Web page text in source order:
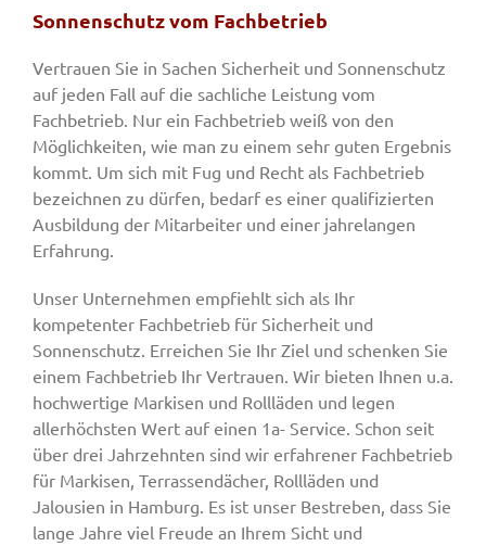
Sonnenschutz vom Fachbetrieb
Vertrauen Sie in Sachen Sicherheit und Sonnenschutz
auf jeden Fall auf die sachliche Leistung vom
Fachbetrieb. Nur ein Fachbetrieb weiß von den
Möglichkeiten, wie man zu einem sehr guten Ergebnis
kommt. Um sich mit Fug und Recht als Fachbetrieb
bezeichnen zu dürfen, bedarf es einer qualifizierten
Ausbildung der Mitarbeiter und einer jahrelangen
Erfahrung.
Unser Unternehmen empfiehlt sich als Ihr
kompetenter Fachbetrieb für Sicherheit und
Sonnenschutz. Erreichen Sie Ihr Ziel und schenken Sie
einem Fachbetrieb Ihr Vertrauen. Wir bieten Ihnen u.a.
hochwertige Markisen und Rollläden und legen
allerhöchsten Wert auf einen 1a- Service. Schon seit
über drei Jahrzehnten sind wir erfahrener Fachbetrieb
für Markisen, Terrassendächer, Rollläden und
Jalousien in Hamburg. Es ist unser Bestreben, dass Sie
lange Jahre viel Freude an Ihrem Sicht und